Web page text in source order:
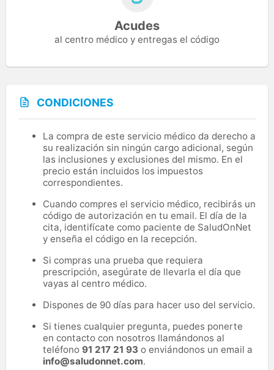
Acudes
al centro médico y entregas el código
CONDICIONES
La compra de este servicio médico da derecho a
su realización sin ningún cargo adicional, según
las inclusiones y exclusiones del mismo. En el
precio están incluidos los impuestos
correspondientes.
Cuando compres el servicio médico, recibirás un
código de autorización en tu email. El día de la
cita, identifícate como paciente de SaludOnNet
y enseña el código en la recepción.
Si compras una prueba que requiera
prescripción, asegúrate de llevarla el día que
vayas al centro médico.
Dispones de 90 días para hacer uso del servicio.
Si tienes cualquier pregunta, puedes ponerte
en contacto con nosotros llamándonos al
teléfono 91 217 21 93 o enviándonos un email a
info@saludonnet.com.